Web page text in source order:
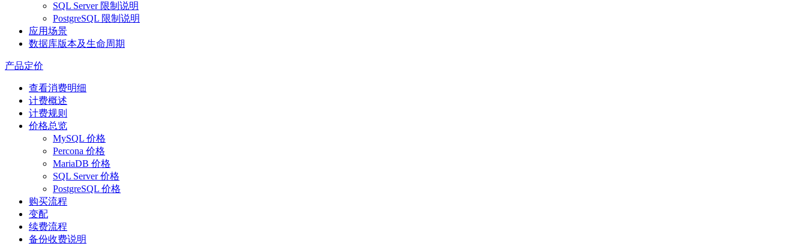
SQL Server 限制说明
PostgreSQL 限制说明
应用场景
数据库版本及生命周期
产品定价
查看消费明细
计费概述
计费规则
价格总览
MySQL 价格
Percona 价格
MariaDB 价格
SQL Server 价格
PostgreSQL 价格
购买流程
变配
续费流程
备份收费说明